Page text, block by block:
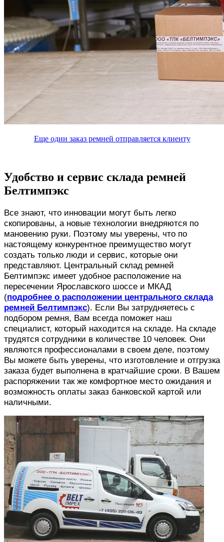
Еще один заказ ремней отправляется клиенту
Удобство и сервис склада ремней
Белтимпэкс
Все знают, что инновации могут быть легко
скопированы, а новые технологии внедряются по
мановению руки. Поэтому мы уверены, что по
настоящему конкурентное преимущество могут
создать только люди и сервис, которые они
представляют. Центральный склад ремней
Белтимпэкс имеет удобное расположение на
пересечении Ярославского шоссе и МКАД
(подробнее о расположении центрального склада
ремней Белтимпэкс). Если Вы затрудняетесь с
подбором ремня, Вам всегда поможет наш
специалист, который находится на складе. На складе
трудятся сотрудники в количестве 10 человек. Они
являются профессионалами в своем деле, поэтому
Вы можете быть уверены, что изготовление и отгрузка
заказа будет выполнена в кратчайшие сроки. В Вашем
распоряжении так же комфортное место ожидания и
возможность оплаты заказ банковской картой или
наличными.